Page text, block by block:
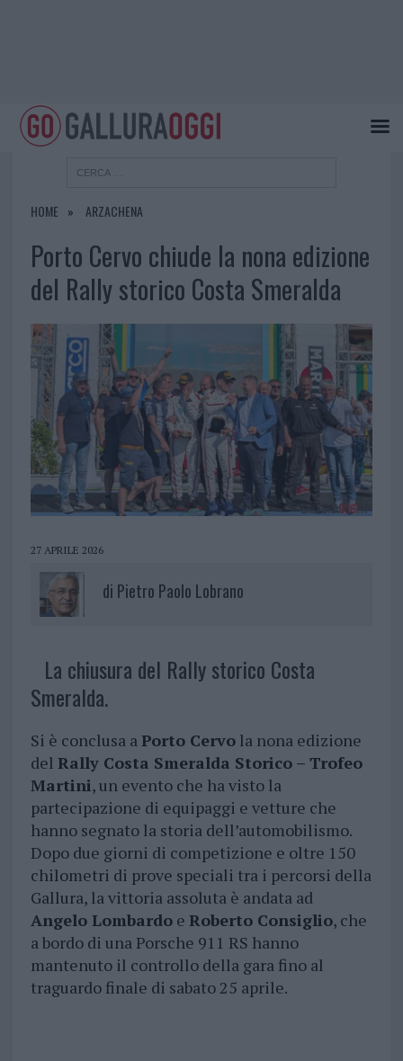
HOME ARZACHENA
Porto Cervo chiude la nona edizione
del Rally storico Costa Smeralda
27 APRILE 2026
di Pietro Paolo Lobrano
La chiusura del Rally storico Costa
Smeralda.
Si è conclusa aPorto Cervola nona edizione
del Rally Costa Smeralda Storico – Trofeo
Martini, un evento che ha visto la
partecipazione di equipaggi e vetture che
hanno segnato la storia dell’automobilismo.
Dopo due giorni di competizione e oltre 150
chilometri di prove speciali tra i percorsi della
Gallura, la vittoria assoluta è andata ad
Angelo Lombardoe Roberto Consiglio, che
a bordo di una Porsche 911 RS hanno
mantenuto il controllo della gara fino al
traguardo finale di sabato 25 aprile.